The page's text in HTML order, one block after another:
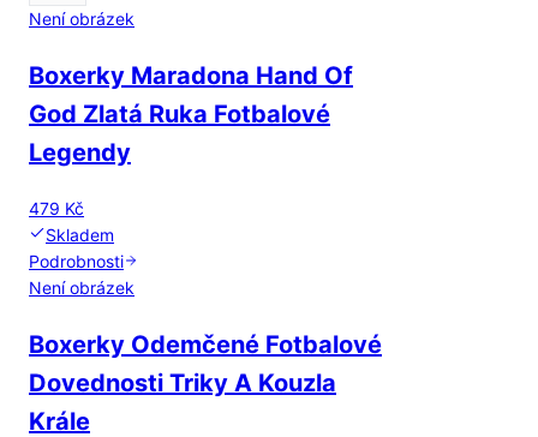
Není obrázek
Boxerky Maradona Hand Of
God Zlatá Ruka Fotbalové
Legendy
479 Kč
Skladem
Podrobnosti
Není obrázek
Boxerky Odemčené Fotbalové
Dovednosti Triky A Kouzla
Krále